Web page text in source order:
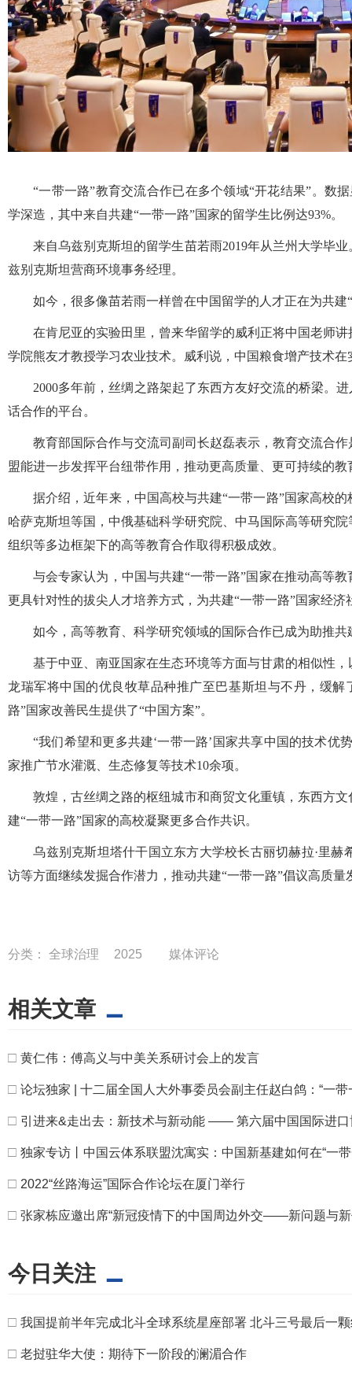
“一带一路”教育交流合作已在多个领域“开花结果”。数
学深造，其中来自共建“一带一路”国家的留学生比例达93%。
来自乌兹别克斯坦的留学生苗若雨2019年从兰州大学毕业
兹别克斯坦营商环境事务经理。
如今，很多像苗若雨一样曾在中国留学的人才正在为共建
在肯尼亚的实验田里，曾来华留学的威利正将中国老师讲
学院熊友才教授学习农业技术。威利说，中国粮食增产技术
2000多年前，丝绸之路架起了东西方友好交流的桥梁。进
话合作的平台。
教育部国际合作与交流司副司长赵磊表示，教育交流合作
盟能进一步发挥平台纽带作用，推动更高质量、更可持续的教
据介绍，近年来，中国高校与共建“一带一路”国家高校的
哈萨克斯坦等国，中俄基础科学研究院、中马国际高等研究
组织等多边框架下的高等教育合作取得积极成效。
与会专家认为，中国与共建“一带一路”国家在推动高等教
更具针对性的拔尖人才培养方式，为共建“一带一路”国家经
如今，高等教育、科学研究领域的国际合作已成为助推共
基于中亚、南亚国家在生态环境等方面与甘肃的相似性，
龙瑞军将中国的优良牧草品种推广至巴基斯坦与不丹，缓
路”国家改善民生提供了“中国方案”。
“我们希望和更多共建‘一带一路’国家共享中国的技术优
家推广节水灌溉、生态修复等技术10余项。
敦煌，古丝绸之路的枢纽城市和商贸文化重镇，东西方文
建“一带一路”国家的高校凝聚更多合作共识。
乌兹别克斯坦塔什干国立东方大学校长古丽切赫拉·里赫
访等方面继续发掘合作潜力，推动共建“一带一路”倡议高质量
分类： 全球治理 2025 媒体评论
相关文章
□ 黄仁伟：傅高义与中美关系研讨会上的发言
□ 论坛独家 | 十二届全国人大外事委员会副主任赵白鸽：“一
□ 引进来&走出去：新技术与新动能 —— 第六届中国国际进
□ 独家专访丨中国云体系联盟沈寓实：中国新基建如何在“一
□ 2022“丝路海运”国际合作论坛在厦门举行
□ 张家栋应邀出席“新冠疫情下的中国周边外交——新问题与新
今日关注
□ 我国提前半年完成北斗全球系统星座部署 北斗三号最后一颗
□ 老挝驻华大使：期待下一阶段的澜湄合作